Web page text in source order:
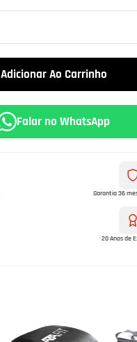
Adicionar Ao Carrinho
Falar no WhatsApp
Garantia 36
20 Anos de